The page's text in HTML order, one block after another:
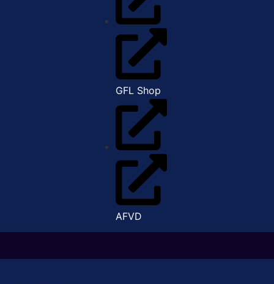
GFL Shop
AFVD